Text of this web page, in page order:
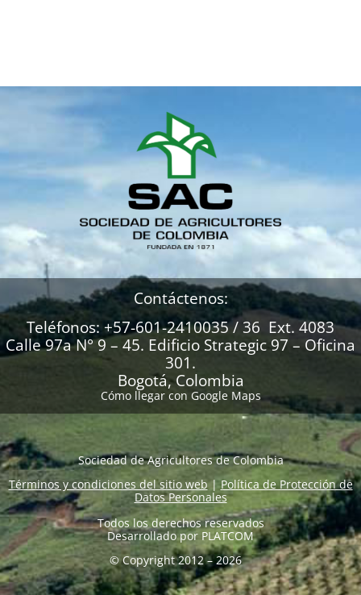
Contáctenos:
Teléfonos: +57-601-2410035 / 36 Ext. 4083
Calle 97a N° 9 – 45. Edificio Strategic 97 – Oficina
301.
Bogotá, Colombia
Cómo llegar con Google Maps
Sociedad de Agricultores de Colombia
Términos y condiciones del sitio web|Política de Protección de
Datos Personales
Todos los derechos reservados
Desarrollado por PLATCOM
© Copyright 2012 – 2026